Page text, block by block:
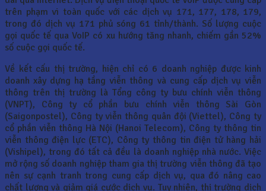
trên phạm vi toàn quốc với các dịch vụ 171, 177, 178, 179,
trong đó dịch vụ 171 phủ sóng 61 tỉnh/thành. Số lượng cuộc
gọi quốc tế qua VoIP có xu hướng tăng nhanh, chiếm gần 52%
số cuộc gọi quốc tế.
Về kết cấu thị trường, hiện chỉ có 6 doanh nghiệp được kinh
doanh xây dựng hạ tầng viễn thông và cung cấp dịch vụ viễn
thông trên thị trường là Tổng công ty bưu chính viễn thông
(VNPT), Công ty cổ phần bưu chính viễn thông Sài Gòn
(Saigonpostel), Công ty viễn thông quân đội (Viettel), Công ty
cổ phần viễn thông Hà Nội (Hanoi Telecom), Công ty thông tin
viễn thông điện lực (ETC), Công ty thông tin điện tử hàng hải
(Vishipel), trong đó tất cả đều là doanh nghiệp nhà nước. Việc
mở rộng số doanh nghiệp tham gia thị trường viễn thông đã tạo
nên sự cạnh tranh trong cung cấp dịch vụ, qua đó nâng cao
chất lượng và giảm giá cước dịch vụ. Tuy nhiên, thị trường dịch